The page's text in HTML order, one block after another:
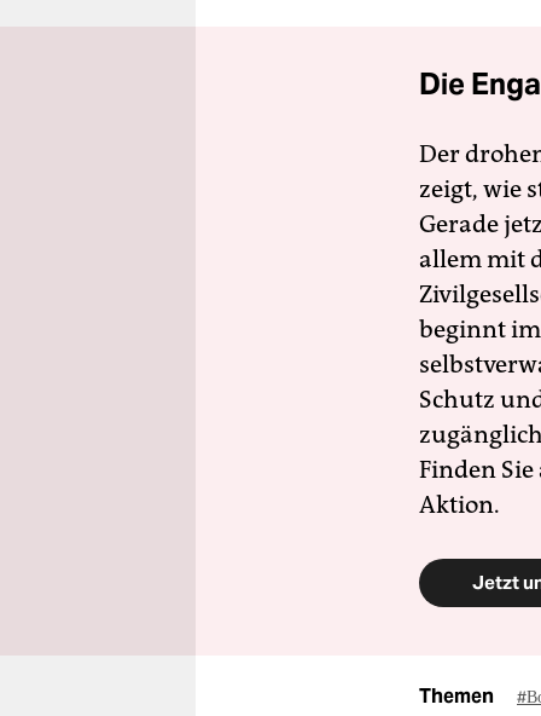
Die
Der
zeigt, wie
Gerade
allem mit
beginnt
Schutz
Finden
Aktion.
Jetzt
Themen